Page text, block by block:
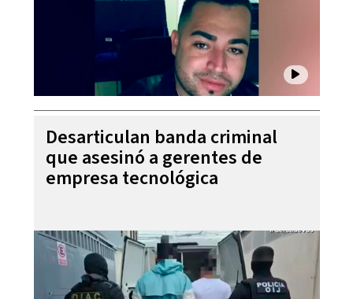
Desarticulan banda criminal
que asesinó a gerentes de
empresa tecnológica